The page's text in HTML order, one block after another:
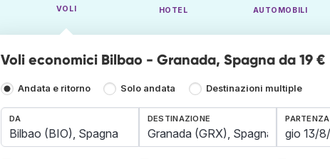
VOLI HOTEL AUTOMOBILI
Voli economici Bilbao - Granada, Spagna da 19 €
Andata e ritorno Solo andata Destinazioni multiple
DA DESTINAZIONE PARTENZA